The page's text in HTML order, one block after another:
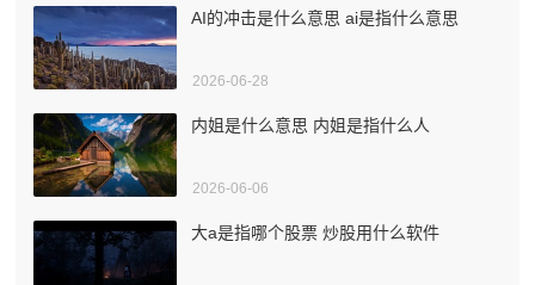
AI的冲击是什么意思 ai是指什么意思
2026-06-28
内姐是什么意思 内姐是指什么人
2026-06-06
大a是指哪个股票 炒股用什么软件